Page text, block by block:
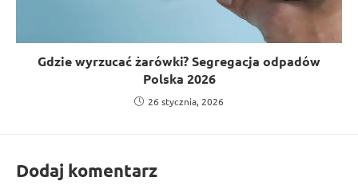
Gdzie wyrzucać żarówki? Segregacja odpadów
Polska 2026
26 stycznia, 2026
Dodaj komentarz